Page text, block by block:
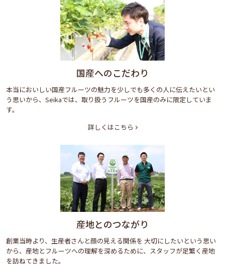
国産へのこだわり
本当においしい国産フルーツの魅力を少しでも多くの人に伝えたいとい
う思いから、Seikaでは、取り扱うフルーツを国産のみに限定していま
す。
詳しくはこちら
産地とのつながり
創業当時より、生産者さんと顔の見える関係を 大切にしたいという思い
から、産地とフルーツへの理解を深めるために、スタッフが足繁く産地
を訪ねてきました。